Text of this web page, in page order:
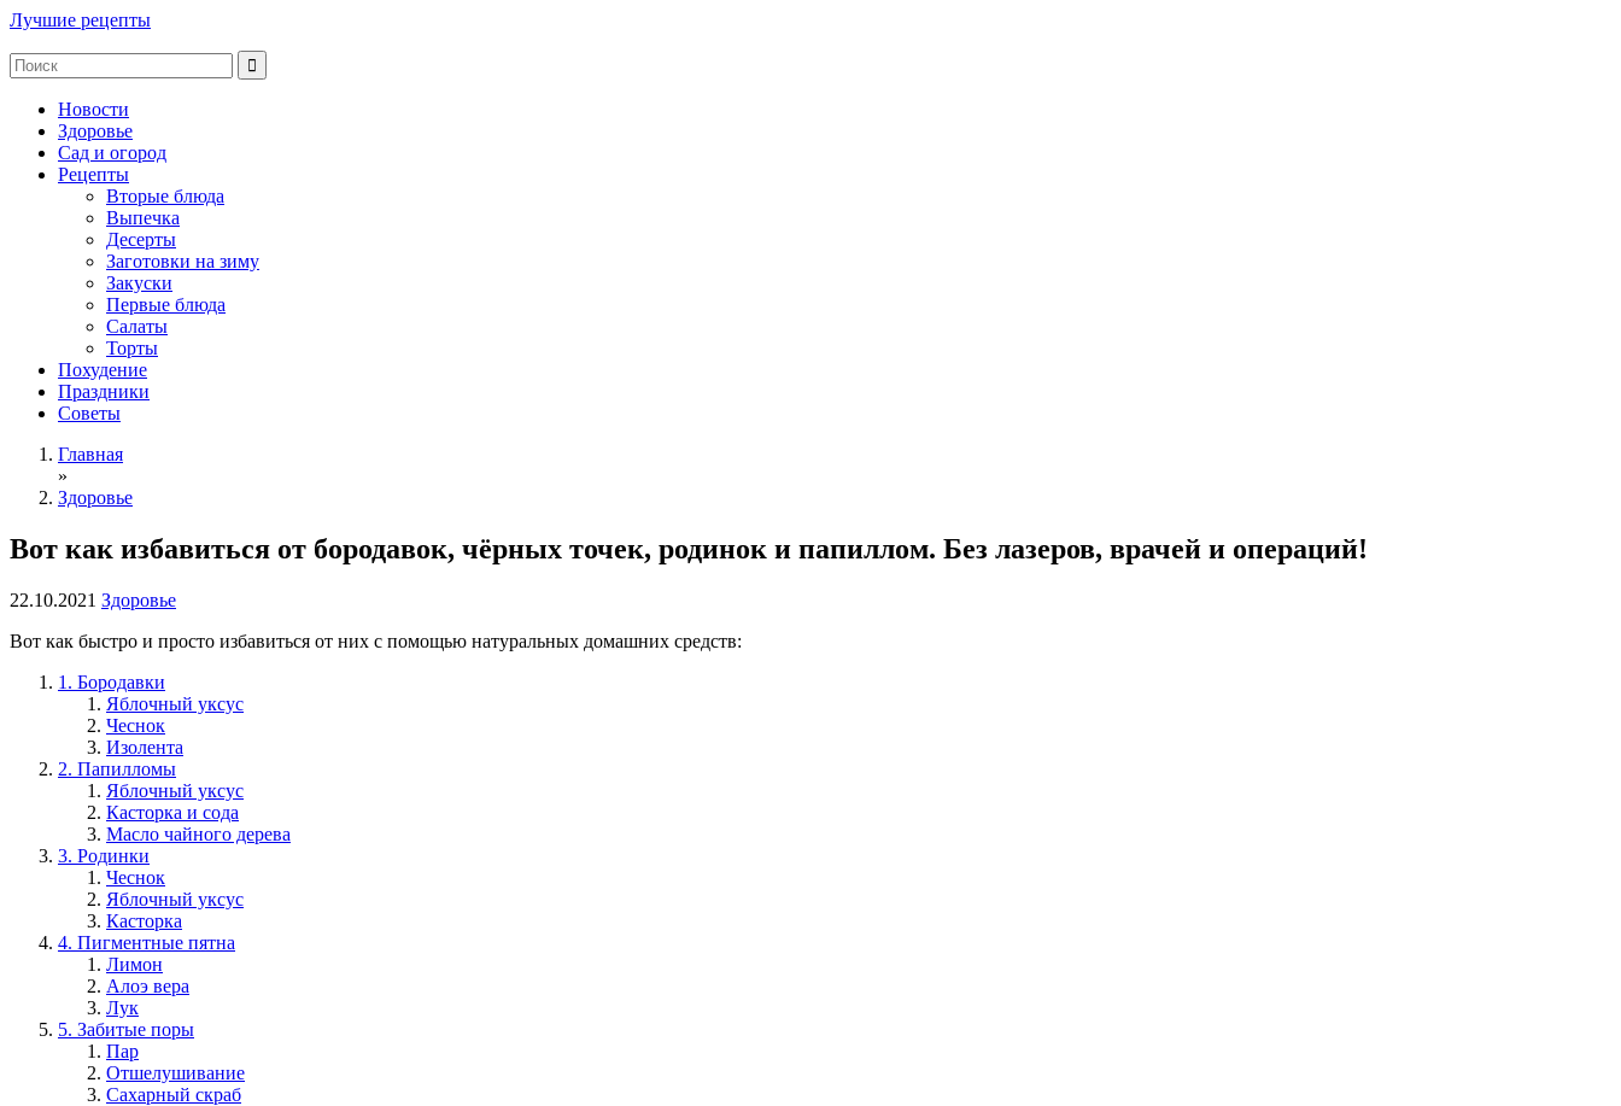
Лучшие рецепты
Новости
Здоровье
Сад и огород
Рецепты
Вторые блюда
Выпечка
Десерты
Заготовки на зиму
Закуски
Первые блюда
Салаты
Торты
Похудение
Праздники
Советы
Главная
»
Здоровье
Вот как избавиться от бородавок, чёрных точек, родинок и папиллом. Без лазеров, врачей и операций!
22.10.2021 Здоровье
Вот как быстро и просто избавиться от них с помощью натуральных домашних средств:
1. Бородавки
Яблочный уксус
Чеснок
Изолента
2. Папилломы
Яблочный уксус
Касторка и сода
Масло чайного дерева
3. Родинки
Чеснок
Яблочный уксус
Касторка
4. Пигментные пятна
Лимон
Алоэ вера
Лук
5. Забитые поры
Пар
Отшелушивание
Сахарный скраб